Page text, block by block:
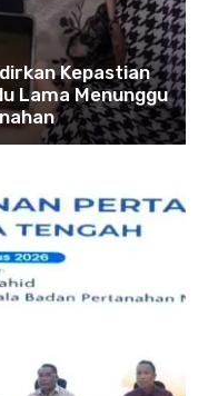
Kepastian
Lama Menunggu